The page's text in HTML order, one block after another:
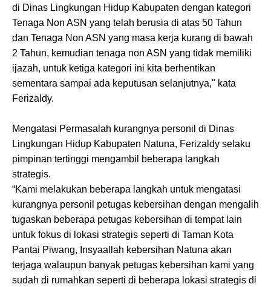
di Dinas Lingkungan Hidup Kabupaten dengan kategori
Tenaga Non ASN yang telah berusia di atas 50 Tahun
dan Tenaga Non ASN yang masa kerja kurang di bawah
2 Tahun, kemudian tenaga non ASN yang tidak memiliki
ijazah, untuk ketiga kategori ini kita berhentikan
sementara sampai ada keputusan selanjutnya," kata
Ferizaldy.
Mengatasi Permasalah kurangnya personil di Dinas
Lingkungan Hidup Kabupaten Natuna, Ferizaldy selaku
pimpinan tertinggi mengambil beberapa langkah
strategis.
“Kami melakukan beberapa langkah untuk mengatasi
kurangnya personil petugas kebersihan dengan mengalih
tugaskan beberapa petugas kebersihan di tempat lain
untuk fokus di lokasi strategis seperti di Taman Kota
Pantai Piwang, Insyaallah kebersihan Natuna akan
terjaga walaupun banyak petugas kebersihan kami yang
sudah di rumahkan seperti di beberapa lokasi strategis di